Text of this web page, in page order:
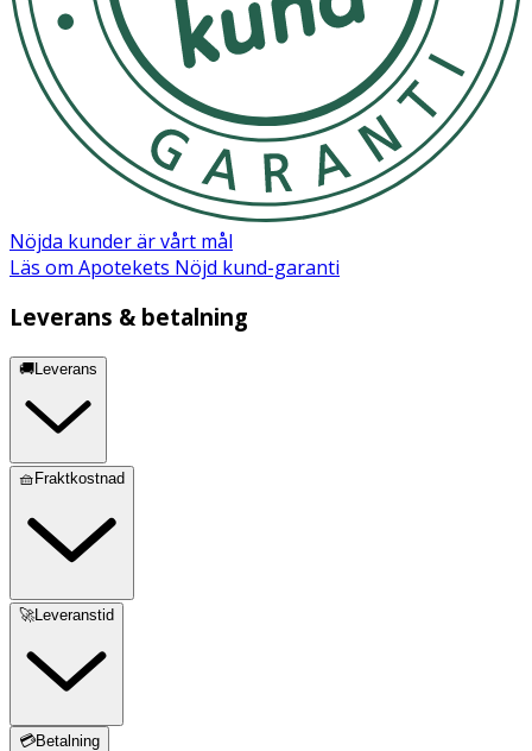
Nöjda kunder är vårt mål
Läs om Apotekets Nöjd kund-garanti
Leverans & betalning
🚚Leverans
🧺Fraktkostnad
🚀Leveranstid
💳Betalning